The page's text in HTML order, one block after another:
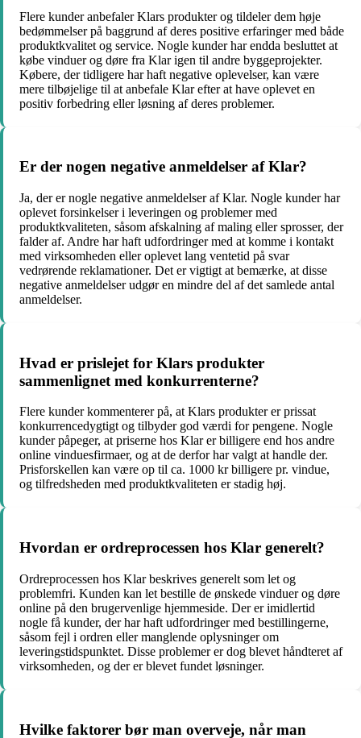
Flere kunder anbefaler Klars produkter og tildeler dem høje
bedømmelser på baggrund af deres positive erfaringer med både
produktkvalitet og service. Nogle kunder har endda besluttet at
købe vinduer og døre fra Klar igen til andre byggeprojekter.
Købere, der tidligere har haft negative oplevelser, kan være
mere tilbøjelige til at anbefale Klar efter at have oplevet en
positiv forbedring eller løsning af deres problemer.
Er der nogen negative anmeldelser af Klar?
Ja, der er nogle negative anmeldelser af Klar. Nogle kunder har
oplevet forsinkelser i leveringen og problemer med
produktkvaliteten, såsom afskalning af maling eller sprosser, der
falder af. Andre har haft udfordringer med at komme i kontakt
med virksomheden eller oplevet lang ventetid på svar
vedrørende reklamationer. Det er vigtigt at bemærke, at disse
negative anmeldelser udgør en mindre del af det samlede antal
anmeldelser.
Hvad er prislejet for Klars produkter
sammenlignet med konkurrenterne?
Flere kunder kommenterer på, at Klars produkter er prissat
konkurrencedygtigt og tilbyder god værdi for pengene. Nogle
kunder påpeger, at priserne hos Klar er billigere end hos andre
online vinduesfirmaer, og at de derfor har valgt at handle der.
Prisforskellen kan være op til ca. 1000 kr billigere pr. vindue,
og tilfredsheden med produktkvaliteten er stadig høj.
Hvordan er ordreprocessen hos Klar generelt?
Ordreprocessen hos Klar beskrives generelt som let og
problemfri. Kunden kan let bestille de ønskede vinduer og døre
online på den brugervenlige hjemmeside. Der er imidlertid
nogle få kunder, der har haft udfordringer med bestillingerne,
såsom fejl i ordren eller manglende oplysninger om
leveringstidspunktet. Disse problemer er dog blevet håndteret af
virksomheden, og der er blevet fundet løsninger.
Hvilke faktorer bør man overveje, når man